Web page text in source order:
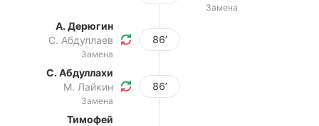
Замена
А. Дерюгин
С. Абдуллаев
Замена
86’
С. Абдуллахи
М. Лайкин
Замена
86’
Тимофей